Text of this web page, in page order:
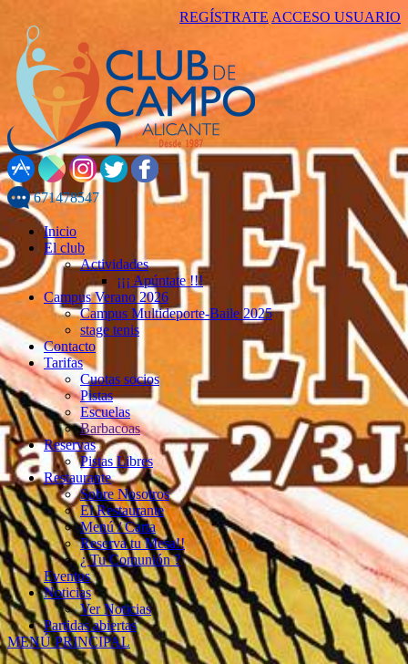
REGÍSTRATE ACCESO USUARIO
671478547
Inicio
El club
Actividades
¡¡¡ Apúntate !!!
Campus Verano 2026
Campus Multideporte-Baile 2025
stage tenis
Contacto
Tarifas
Cuotas socios
Pistas
Escuelas
Barbacoas
Reservas
Pistas Libres
Restaurante
Sobre Nosotros
El Restaurante
Menú / Carta
Reserva tu Mesa!!
¿ Tu Comunión ?
Eventos
Noticias
Ver Noticias
Partidas abiertas
MENÚ PRINCIPAL